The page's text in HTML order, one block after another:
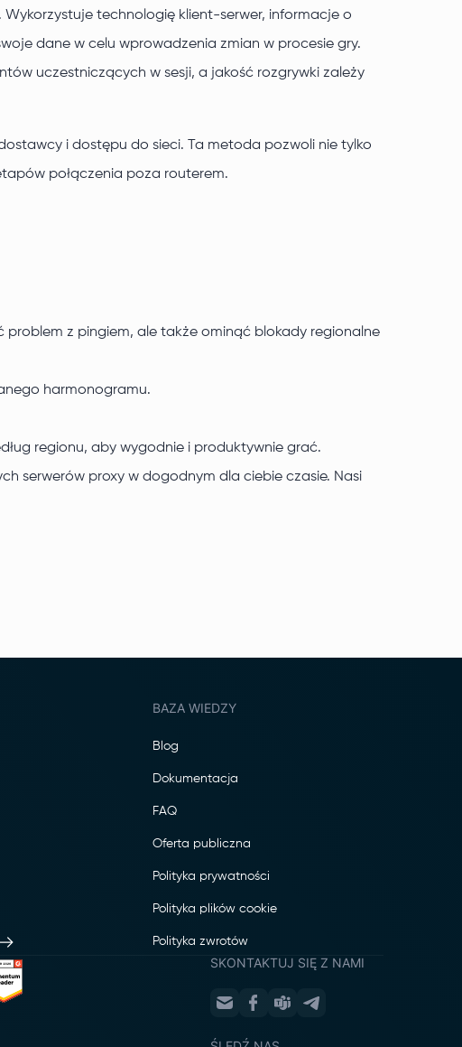
technologię klient-serwer, informacje o
dane w celu wprowadzenia zmian w procesie gry.
uczestniczących w sesji, a jakość rozgrywki zależy
i dostępu do sieci. Ta metoda pozwoli nie tylko
połączenia poza routerem.
problem z pingiem, ale także ominąć blokady regionalne
harmonogramu.
regionu, aby wygodnie i produktywnie grać.
serwerów proxy w dogodnym dla ciebie czasie. Nasi
BAZA WIEDZY
Blog
Dokumentacja
FAQ
Oferta publiczna
Polityka prywatności
Polityka plików cookie
Polityka zwrotów
SKONTAKTUJ SIĘ Z NAMI